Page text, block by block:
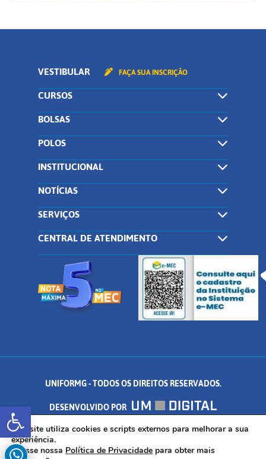
Abrir a barra de ferramentas
VESTIBULAR FAÇA SUA INSCRIÇÃO
CURSOS
BOLSAS
POLOS
INSTITUCIONAL
NOTÍCIAS
SERVIÇOS
CENTRAL DE ATENDIMENTO
UNIFORMG - TODOS OS DIREITOS RESERVADOS.
DESENVOLVIDO POR
AV. DR. ARNALDO DE SENNA, 328 - PALMEIRAS, FORMIGA/MG - CEP:
35.574.530
Este site utiliza cookies e scripts externos para melhorar a sua
experiência.
Acesse nossa Política de Privacidade para obter mais